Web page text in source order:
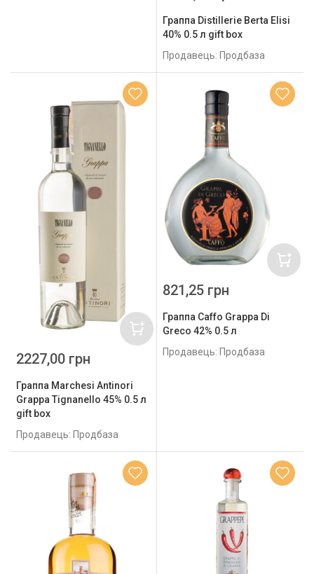
Граппа Distillerie Berta Elisi
40% 0.5 л gift box
Продавець: Продбаза
Граппа Marchesi Antinori
Grappa Tignanello 45% 0.5 л
gift box
Продавець: Продбаза
2227,00 грн
Граппа Caffo Grappa Di
Greco 42% 0.5 л
Продавець: Продбаза
821,25 грн